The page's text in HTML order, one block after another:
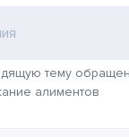
тему
алиментов